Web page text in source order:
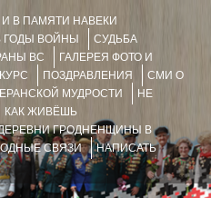
И В ПАМЯТИ НАВЕКИ
ГОДЫ ВОЙНЫ
СУДЬБА
ВС
ГАЛЕРЕЯ ФОТО И
ПОЗДРАВЛЕНИЯ
СМИ О
МУДРОСТИ
НЕ
КАК ЖИВЁШЬ
ГРОДНЕНЩИНЫ В
СВЯЗИ
НАПИСАТЬ